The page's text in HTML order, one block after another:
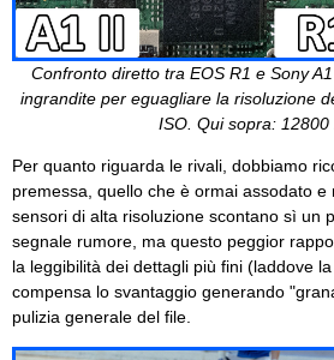
Confronto diretto tra EOS R1 e Sony
ingrandite per eguagliare la risoluzione
ISO. Qui sopra: 12800
Per quanto riguarda le rivali, dobbiamo
premessa, quello che è ormai assodato
sensori di alta risoluzione scontano sì un
segnale rumore, ma questo peggior
la leggibilità dei dettagli più fini (laddove
compensa lo svantaggio generando
pulizia generale del file.